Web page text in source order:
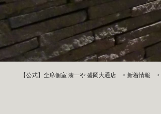
【公式】全席個室 湊一や 盛岡大通店 > 新着情報 >